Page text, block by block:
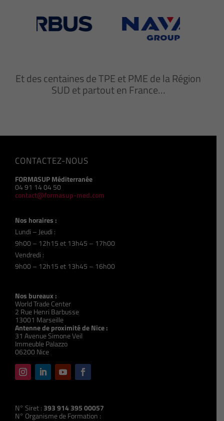
Et des centaines de TPE et PME de la Région
SUD et partout en France…
CONTACTEZ-NOUS
FORMASUP Méditerranée
04 91 14 04 50
contact@formasup-med.com
Nos horaires :
Lundi – Jeudi :
9h00 – 12h15 et 13h45 – 17h00
Vendredi :
9h00 – 12h15 et 13h45 – 16h00
Nos bureaux :
World Trade Center
2 Rue Henri Barbusse
13001 Marseille
Antenne de proximité de Nice :
31 Avenue Simone Veil
Immeuble Palazzo
06200 Nice
N° Siret : 393 914 395 00057
N° Organisme de Formation :